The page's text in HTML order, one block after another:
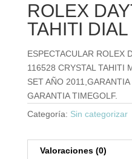
ROLEX
TAHITI DIAL
ESPECTACULAR ROLEX
116528 CRYSTAL TAHITI
SET AÑO
GARANTIA TIMEGOLF.
Categoría: Sin categorizar
Valoraciones (0)